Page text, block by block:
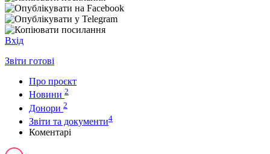
Вхід
Звіти готові
Про проєкт
Новини 2
Донори 2
Звіти та документи4
Коментарі